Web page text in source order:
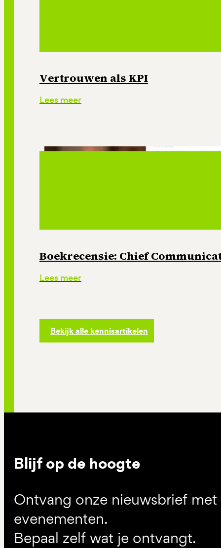
Vertrouwen als KPI
Lees meer
Boekrecensie: Chief
Lees meer
Bekijk alle kennisartikelen
Blijf op de hoogte
Ontvang onze nieuwsbrief
evenementen.
Bepaal zelf wat je ontvangt.